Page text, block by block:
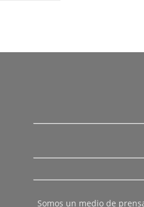
Somos un medio de